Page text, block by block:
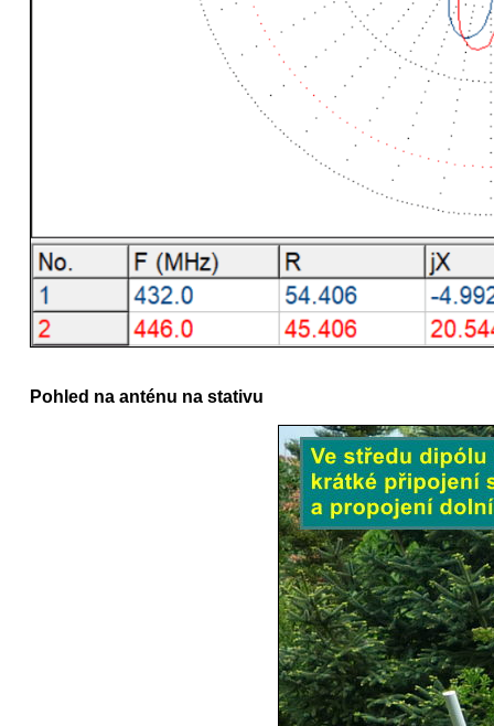
Pohled na anténu na stativu